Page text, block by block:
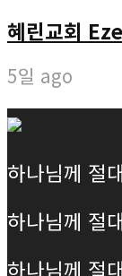
혜린교회
5일 ago
하나님께 절
하나님께 절
하나님께 절